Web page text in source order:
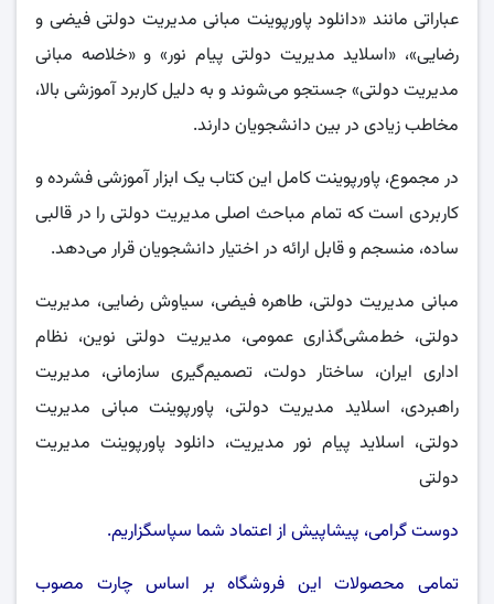
عباراتی مانند «دانلود پاورپوینت مبانی مدیریت دولتی فیضی و
رضایی»، «اسلاید مدیریت دولتی پیام نور» و «خلاصه مبانی
مدیریت دولتی» جستجو می‌شوند و به دلیل کاربرد آموزشی بالا،
مخاطب زیادی در بین دانشجویان دارند.
در مجموع، پاورپوینت کامل این کتاب یک ابزار آموزشی فشرده و
کاربردی است که تمام مباحث اصلی مدیریت دولتی را در قالبی
ساده، منسجم و قابل ارائه در اختیار دانشجویان قرار می‌دهد.
مبانی مدیریت دولتی، طاهره فیضی، سیاوش رضایی، مدیریت
دولتی، خط‌مشی‌گذاری عمومی، مدیریت دولتی نوین، نظام
اداری ایران، ساختار دولت، تصمیم‌گیری سازمانی، مدیریت
راهبردی، اسلاید مدیریت دولتی، پاورپوینت مبانی مدیریت
دولتی، اسلاید پیام نور مدیریت، دانلود پاورپوینت مدیریت
دولتی
دوست گرامی، پیشاپیش از اعتماد شما سپاسگزاریم.
تمامی محصولات این فروشگاه بر اساس چارت مصوب